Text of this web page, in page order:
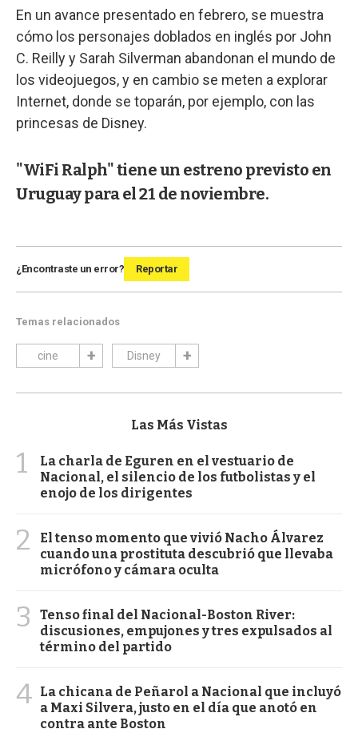
En un avance presentado en febrero, se muestra
cómo los personajes doblados en inglés por John
C. Reilly y Sarah Silverman abandonan el mundo de
los videojuegos, y en cambio se meten a explorar
Internet, donde se toparán, por ejemplo, con las
princesas de Disney.
"WiFi Ralph" tiene un estreno previsto en
Uruguay para el 21 de noviembre.
¿Encontraste un error? Reportar
Temas relacionados
cine Disney
Las Más Vistas
1
La charla de Eguren en el vestuario de
Nacional, el silencio de los futbolistas y el
enojo de los dirigentes
2
El tenso momento que vivió Nacho Álvarez
cuando una prostituta descubrió que llevaba
micrófono y cámara oculta
3
Tenso final del Nacional-Boston River:
discusiones, empujones y tres expulsados al
término del partido
4 La chicana de Peñarol a Nacional que incluyó
a Maxi Silvera, justo en el día que anotó en
contra ante Boston